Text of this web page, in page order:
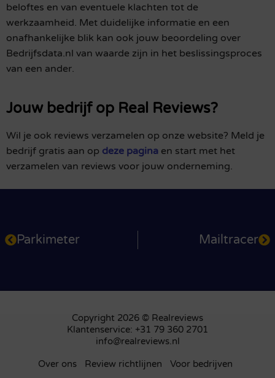
beloftes en van eventuele klachten tot de
werkzaamheid. Met duidelijke informatie en een
onafhankelijke blik kan ook jouw beoordeling over
Bedrijfsdata.nl van waarde zijn in het beslissingsproces
van een ander.
Jouw bedrijf op Real Reviews?
Wil je ook reviews verzamelen op onze website? Meld je
bedrijf gratis aan op deze pagina en start met het
verzamelen van reviews voor jouw onderneming.
Parkimeter Mailtracer
Copyright 2026 © Realreviews
Klantenservice: +31 79 360 2701
info@realreviews.nl
Over ons Review richtlijnen Voor bedrijven